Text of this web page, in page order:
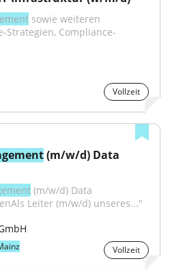
sowie weiteren
Strategien, Compliance-
Vollzeit
(m/w/d) Data
(m/w/d) Data
Leiter (m/w/d) unseres..."
Vollzeit